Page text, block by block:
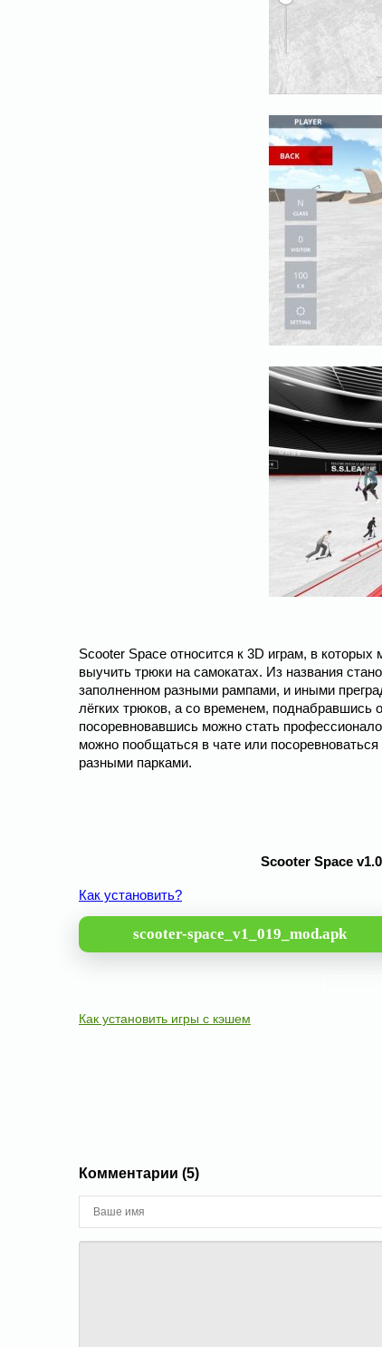
Scooter Space относится к 3D играм, в
выучить трюки на самокатах. Из названия
заполненном разными рампами, и иными
лёгких трюков, а со временем,
посоревновавшись можно стать
можно пообщаться в чате или
разными парками.
Scooter Space
Как установить?
scooter-space_v1_019_mod.apk
Как установить игры с кэшем
Комментарии (5)